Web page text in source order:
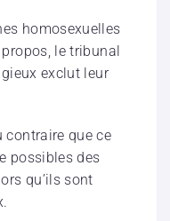
homosexuelles
le tribunal
exclut leur
contraire que ce
possibles des
qu’ils sont